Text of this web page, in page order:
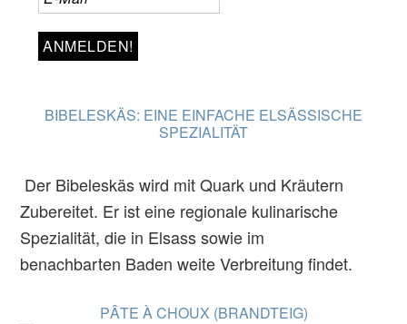
BIBELESKÄS: EINE EINFACHE ELSÄSSISCHE
SPEZIALITÄT
Der Bibeleskäs wird mit Quark und Kräutern
Zubereitet. Er ist eine regionale kulinarische
Spezialität, die in Elsass sowie im
benachbarten Baden weite Verbreitung findet.
PÂTE À CHOUX (BRANDTEIG)